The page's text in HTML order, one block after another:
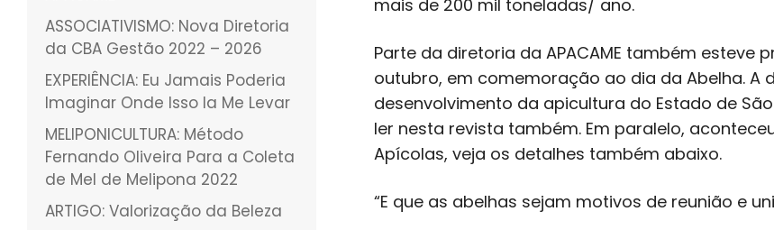
ASSOCIATIVISMO: Nova Diretoria
da CBA Gestão 2022 – 2026
EXPERIÊNCIA: Eu Jamais Poderia
Imaginar Onde Isso Ia Me Levar
MELIPONICULTURA: Método
Fernando Oliveira Para a Coleta
de Mel de Melipona 2022
ARTIGO: Valorização da Beleza
mais de 200 mil toneladas/ ano.
Parte da diretoria da APACAME também esteve
outubro, em comemoração ao dia da Abelha.
desenvolvimento da apicultura do Estado de
ler nesta revista também. Em paralelo,
Apícolas, veja os detalhes também abaixo.
“E que as abelhas sejam motivos de reunião e